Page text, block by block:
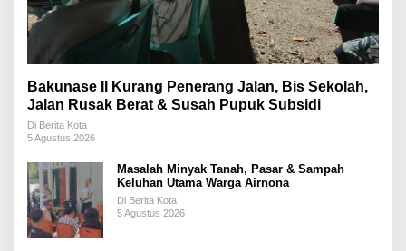
Bakunase II Kurang Penerang Jalan, Bis Sekolah,
Jalan Rusak Berat & Susah Pupuk Subsidi
Di Berita Kota
5 Agustus 2026
Masalah Minyak Tanah, Pasar & Sampah
Keluhan Utama Warga Airnona
Di Berita Kota
5 Agustus 2026